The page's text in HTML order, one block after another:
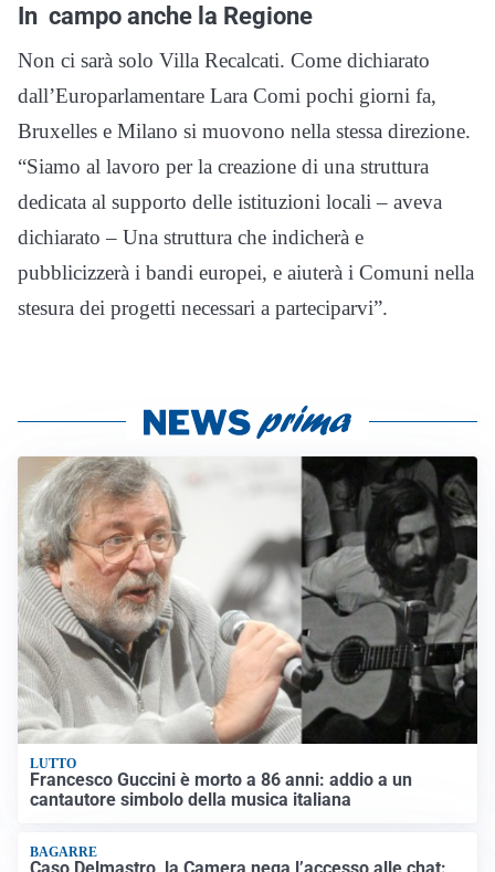
In campo anche la Regione
Non ci sarà solo Villa Recalcati. Come dichiarato
dall’Europarlamentare Lara Comi pochi giorni fa,
Bruxelles e Milano si muovono nella stessa direzione.
“Siamo al lavoro per la creazione di una struttura
dedicata al supporto delle istituzioni locali – aveva
dichiarato – Una struttura che indicherà e
pubblicizzerà i bandi europei, e aiuterà i Comuni nella
stesura dei progetti necessari a parteciparvi”.
LUTTO
Francesco Guccini è morto a 86 anni: addio a un
cantautore simbolo della musica italiana
BAGARRE